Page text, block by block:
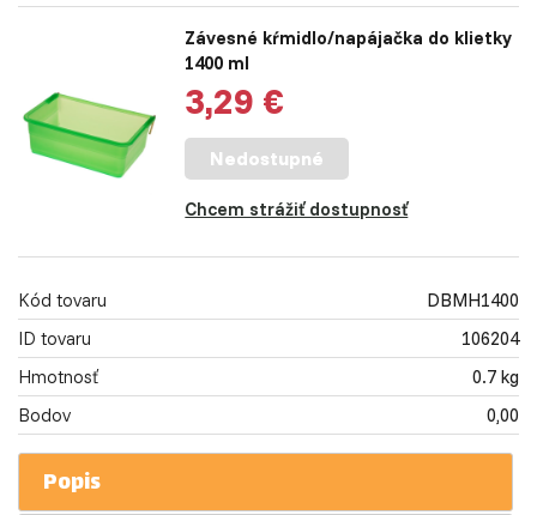
Závesné kŕmidlo/napájačka do klietky
1400 ml
3,29 €
Nedostupné
Chcem strážiť dostupnosť
Kód tovaru
DBMH1400
ID tovaru
106204
Hmotnosť
0.7 kg
Bodov
0,00
Popis